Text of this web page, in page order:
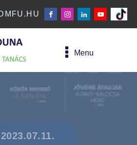
Menu
2023.07.11.